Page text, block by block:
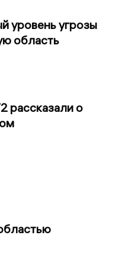
уровень угрозы
область
рассказали о